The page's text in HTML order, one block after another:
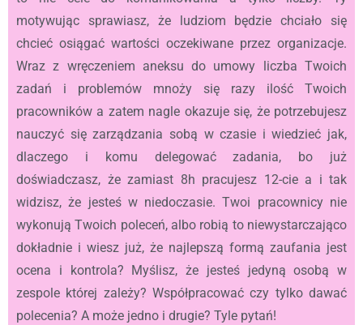
motywując sprawiasz, że ludziom będzie chciało się
chcieć osiągać wartości oczekiwane przez organizacje.
Wraz z wręczeniem aneksu do umowy liczba Twoich
zadań i problemów mnoży się razy ilość Twoich
pracowników a zatem nagle okazuje się, że potrzebujesz
nauczyć się zarządzania sobą w czasie i wiedzieć jak,
dlaczego i komu delegować zadania, bo już
doświadczasz, że zamiast 8h pracujesz 12-cie a i tak
widzisz, że jesteś w niedoczasie. Twoi pracownicy nie
wykonują Twoich poleceń, albo robią to niewystarczająco
dokładnie i wiesz już, że najlepszą formą zaufania jest
ocena i kontrola? Myślisz, że jesteś jedyną osobą w
zespole której zależy? Współpracować czy tylko dawać
polecenia? A może jedno i drugie? Tyle pytań!